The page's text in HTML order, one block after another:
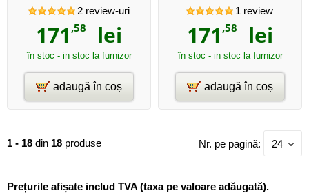
2review-uri
171 ,58 lei
în stoc - in stoc la furnizor
adaugă în coș
1 review
171 ,58 lei
în stoc - in stoc la furnizor
adaugă în coș
1 - 18 din 18 produse Nr. pe pagină: 24
Prețurile afișate includ TVA (taxa pe valoare adăugată).